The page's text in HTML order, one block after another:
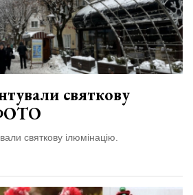
святкову
святкову ілюмінацію.